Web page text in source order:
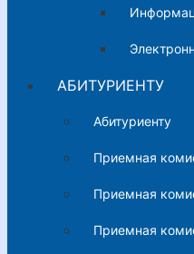
АБИТУРИЕНТУ
Абитуриенту
Приемная
Приемная
Приемная